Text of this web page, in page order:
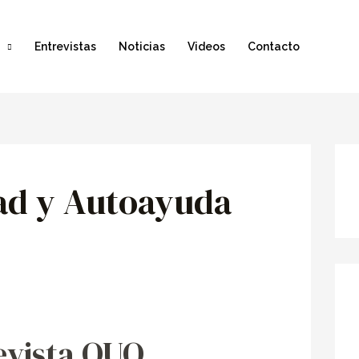
Entrevistas Noticias Videos Contacto
y Autoayuda